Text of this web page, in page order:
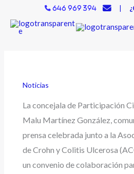
contenido
646 969 394 |
Noticias
La concejala de Participación
Malu Martínez González,
prensa celebrada junto a la
de Crohn y Colitis Ulcerosa
un convenio de colaboración